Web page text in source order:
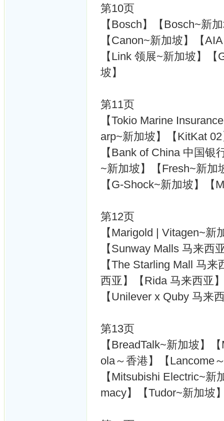
第10页
【Bosch】【Bosch~新
【Canon~新加坡】【
【Link 领展~新加坡】
坡】
第11页
【Tokio Marine
arp~新加坡】【KitKat
【Bank of China 中国
~新加坡】【Fresh~新加
【G-Shock~新加坡】【
第12页
【Marigold | Vitagen~
【Sunway Malls 马来西
【The Starling Mall 马
西亚】【Rida 马来西亚
【Unilever x Quby 马来
第13页
【BreadTalk~新加坡】
ola～香港】【Lancome
【Mitsubishi Electric~
macy】【Tudor~新加坡